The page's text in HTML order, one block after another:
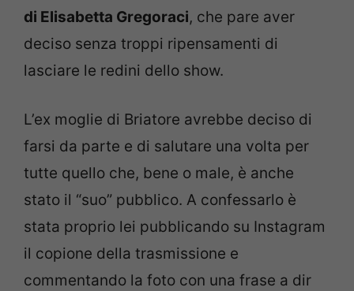
di Elisabetta Gregoraci, che pare aver
deciso senza troppi ripensamenti di
lasciare le redini dello show.
L’ex moglie di Briatore avrebbe deciso di
farsi da parte e di salutare una volta per
tutte quello che, bene o male, è anche
stato il “suo” pubblico. A confessarlo è
stata proprio lei pubblicando su Instagram
il copione della trasmissione e
commentando la foto con una frase a dir